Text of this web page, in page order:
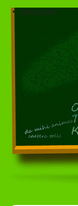
Dokumenty